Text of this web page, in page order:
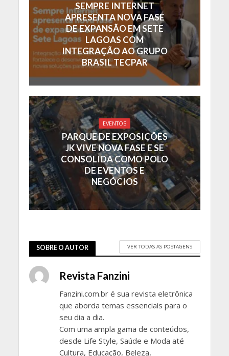
SEMPRE INTERNET
APRESENTA NOVA FASE
DE EXPANSÃO EM SETE
LAGOAS COM
INTEGRAÇÃO AO GRUPO
BRASIL TECPAR
EVENTOS
PARQUE DE EXPOSIÇÕES
JK VIVE NOVA FASE E SE
CONSOLIDA COMO POLO
DE EVENTOS E
NEGÓCIOS
SOBRE O AUTOR VER TODAS AS POSTAGENS
Revista Fanzini
Fanzini.com.br é sua revista eletrônica
que aborda temas essenciais para o
seu dia a dia.
Com uma ampla gama de conteúdos,
desde Life Style, Saúde e Moda até
Cultura, Educação, Beleza,